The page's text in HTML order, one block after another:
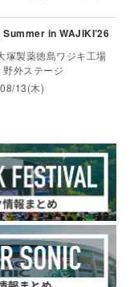
in WAJIKI’26
塚製薬徳島ワジキ工場
野外ステージ
13(木)